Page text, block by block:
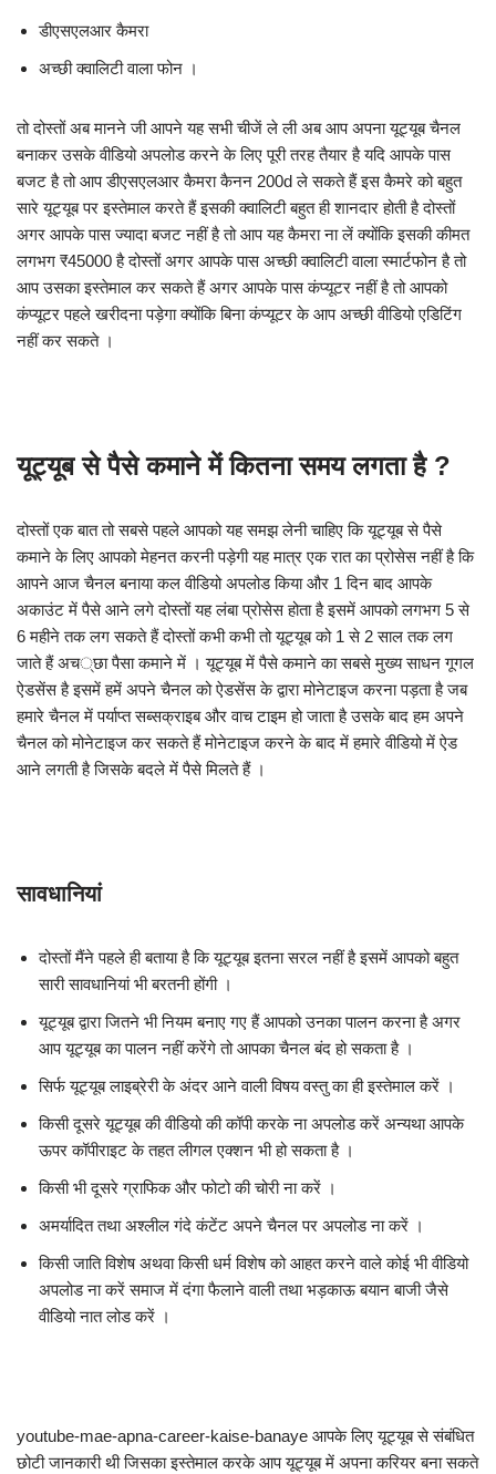
डीएसएलआर कैमरा
अच्छी क्वालिटी वाला फोन ।
तो दोस्तों अब मानने जी आपने यह सभी चीजें ले ली अब आप अपना यूट्यूब चैनल
बनाकर उसके वीडियो अपलोड करने के लिए पूरी तरह तैयार है यदि आपके पास
बजट है तो आप डीएसएलआर कैमरा कैनन 200d ले सकते हैं इस कैमरे को बहुत
सारे यूट्यूब पर इस्तेमाल करते हैं इसकी क्वालिटी बहुत ही शानदार होती है दोस्तों
अगर आपके पास ज्यादा बजट नहीं है तो आप यह कैमरा ना लें क्योंकि इसकी कीमत
लगभग ₹45000 है दोस्तों अगर आपके पास अच्छी क्वालिटी वाला स्मार्टफोन है तो
आप उसका इस्तेमाल कर सकते हैं अगर आपके पास कंप्यूटर नहीं है तो आपको
कंप्यूटर पहले खरीदना पड़ेगा क्योंकि बिना कंप्यूटर के आप अच्छी वीडियो एडिटिंग
नहीं कर सकते ।
यूट्यूब से पैसे कमाने में कितना समय लगता है ?
दोस्तों एक बात तो सबसे पहले आपको यह समझ लेनी चाहिए कि यूट्यूब से पैसे
कमाने के लिए आपको मेहनत करनी पड़ेगी यह मात्र एक रात का प्रोसेस नहीं है कि
आपने आज चैनल बनाया कल वीडियो अपलोड किया और 1 दिन बाद आपके
अकाउंट में पैसे आने लगे दोस्तों यह लंबा प्रोसेस होता है इसमें आपको लगभग 5 से
6 महीने तक लग सकते हैं दोस्तों कभी कभी तो यूट्यूब को 1 से 2 साल तक लग
जाते हैं अच्छा पैसा कमाने में । यूट्यूब में पैसे कमाने का सबसे मुख्य साधन गूगल
ऐडसेंस है इसमें हमें अपने चैनल को ऐडसेंस के द्वारा मोनेटाइज करना पड़ता है जब
हमारे चैनल में पर्याप्त सब्सक्राइब और वाच टाइम हो जाता है उसके बाद हम अपने
चैनल को मोनेटाइज कर सकते हैं मोनेटाइज करने के बाद में हमारे वीडियो में ऐड
आने लगती है जिसके बदले में पैसे मिलते हैं ।
सावधानियां
दोस्तों मैंने पहले ही बताया है कि यूट्यूब इतना सरल नहीं है इसमें आपको बहुत
सारी सावधानियां भी बरतनी होंगी ।
यूट्यूब द्वारा जितने भी नियम बनाए गए हैं आपको उनका पालन करना है अगर
आप यूट्यूब का पालन नहीं करेंगे तो आपका चैनल बंद हो सकता है ।
सिर्फ यूट्यूब लाइब्रेरी के अंदर आने वाली विषय वस्तु का ही इस्तेमाल करें ।
किसी दूसरे यूट्यूब की वीडियो की कॉपी करके ना अपलोड करें अन्यथा आपके
ऊपर कॉपीराइट के तहत लीगल एक्शन भी हो सकता है ।
किसी भी दूसरे ग्राफिक और फोटो की चोरी ना करें ।
अमर्यादित तथा अश्लील गंदे कंटेंट अपने चैनल पर अपलोड ना करें ।
किसी जाति विशेष अथवा किसी धर्म विशेष को आहत करने वाले कोई भी वीडियो
अपलोड ना करें समाज में दंगा फैलाने वाली तथा भड़काऊ बयान बाजी जैसे
वीडियो नात लोड करें ।
youtube-mae-apna-career-kaise-banaye आपके लिए यूट्यूब से संबंधित
छोटी जानकारी थी जिसका इस्तेमाल करके आप यूट्यूब में अपना करियर बना सकते